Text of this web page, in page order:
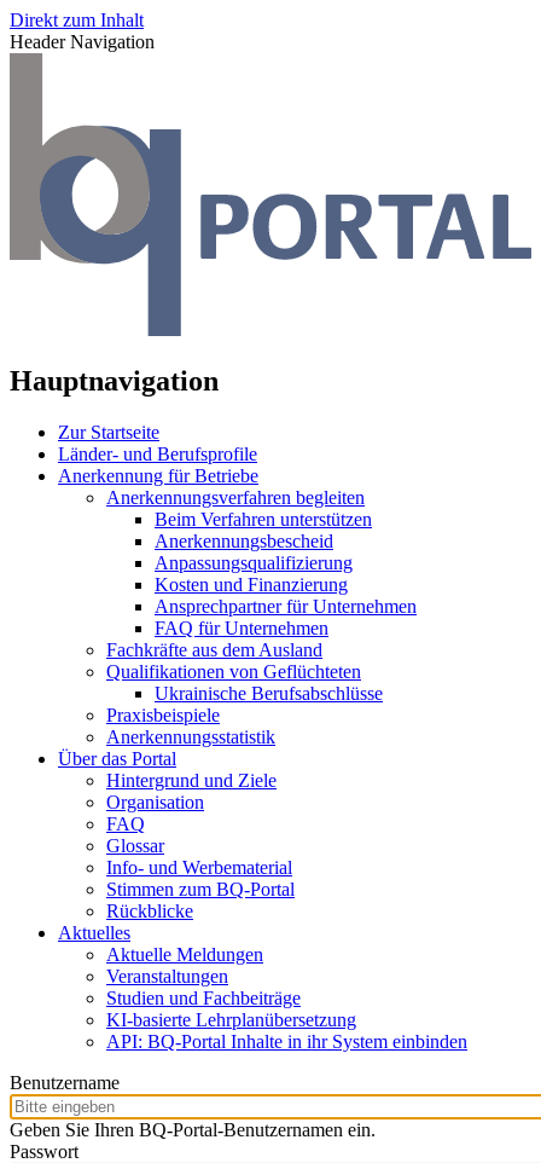
Direkt zum Inhalt
Header Navigation
Hauptnavigation
Zur Startseite
Länder- und Berufsprofile
Anerkennung für Betriebe
Anerkennungsverfahren begleiten
Beim Verfahren unterstützen
Anerkennungsbescheid
Anpassungsqualifizierung
Kosten und Finanzierung
Ansprechpartner für Unternehmen
FAQ für Unternehmen
Fachkräfte aus dem Ausland
Qualifikationen von Geflüchteten
Ukrainische Berufsabschlüsse
Praxisbeispiele
Anerkennungsstatistik
Über das Portal
Hintergrund und Ziele
Organisation
FAQ
Glossar
Info- und Werbematerial
Stimmen zum BQ-Portal
Rückblicke
Aktuelles
Aktuelle Meldungen
Veranstaltungen
Studien und Fachbeiträge
KI-basierte Lehrplanübersetzung
API: BQ-Portal Inhalte in ihr System einbinden
Benutzername
Geben Sie Ihren BQ-Portal-Benutzernamen ein.
Passwort